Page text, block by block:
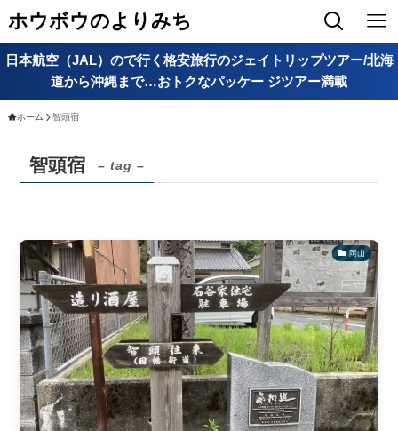
ホウボウのよりみち
日本航空（JAL）ので行く格安旅行のジェイトリップツアー/北海
道から沖縄まで…おトクなパッケー ジツアー満載
ホーム 智頭宿
智頭宿 – tag –
岡山